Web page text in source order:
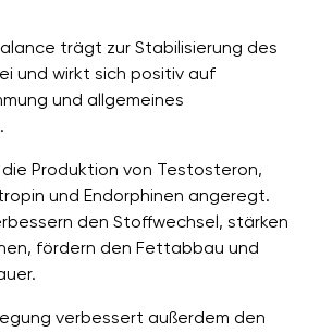
trägt zur Stabilisierung des
und wirkt sich positiv auf
und allgemeines
die Produktion von Testosteron,
und Endorphinen angeregt.
den Stoffwechsel, stärken
fördern den Fettabbau und
verbessert außerdem den